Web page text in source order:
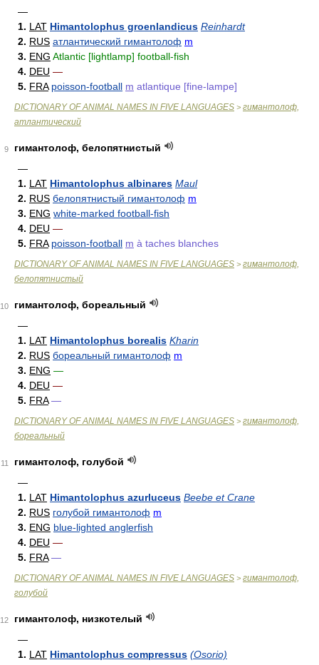
—
1. LAT Himantolophus groenlandicus Reinhardt
2. RUS атлантический гимантолоф m
3. ENG Atlantic [lightlamp] football-fish
4. DEU —
5. FRA poisson-football m atlantique [fine-lampe]
DICTIONARY OF ANIMAL NAMES IN FIVE LANGUAGES > гимантолоф,
атлантический
9
гимантолоф, белопятнистый
—
1. LAT Himantolophus albinares Maul
2. RUS белопятнистый гимантолоф m
3. ENG white-marked football-fish
4. DEU —
5. FRA poisson-football m à taches blanches
DICTIONARY OF ANIMAL NAMES IN FIVE LANGUAGES > гимантолоф,
белопятнистый
10
гимантолоф, бореальный
—
1. LAT Himantolophus borealis Kharin
2. RUS бореальный гимантолоф m
3. ENG —
4. DEU —
5. FRA —
DICTIONARY OF ANIMAL NAMES IN FIVE LANGUAGES > гимантолоф,
бореальный
11
гимантолоф, голубой
—
1. LAT Himantolophus azurluceus Beebe et Crane
2. RUS голубой гимантолоф m
3. ENG blue-lighted anglerfish
4. DEU —
5. FRA —
DICTIONARY OF ANIMAL NAMES IN FIVE LANGUAGES > гимантолоф,
голубой
12
гимантолоф, низкотелый
—
1. LAT Himantolophus compressus (Osorio)